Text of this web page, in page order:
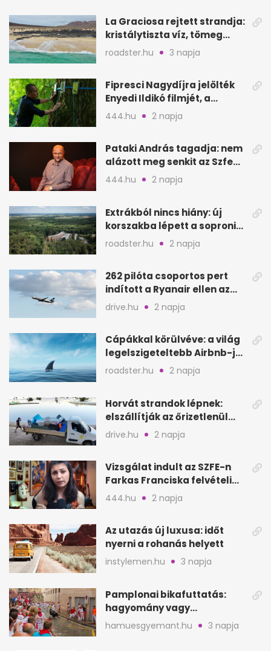
La Graciosa rejtett strandja:
kristálytiszta víz, tömeg
nélkül
roadster.hu 3 napja
Fipresci Nagydíjra jelölték
Enyedi Ildikó filmjét, a
Csendes barátot
444.hu 2 napja
Pataki András tagadja: nem
alázott meg senkit az Szfe
felvételijén
444.hu 2 napja
Extrákból nincs hiány: új
korszakba lépett a soproni
Fagus Hotel
roadster.hu 2 napja
262 pilóta csoportos pert
indított a Ryanair ellen az
Egyesült Királyságban
drive.hu 2 napja
Cápákkal körülvéve: a világ
legelszigeteltebb Airbnb-je
a nyílt tengeren
roadster.hu 2 napja
Horvát strandok lépnek:
elszállítják az őrizetlenül
hagyott törölközőket
drive.hu 2 napja
Vizsgálat indult az SZFE-n
Farkas Franciska felvételi
videója után
444.hu 2 napja
Az utazás új luxusa: időt
nyerni a rohanás helyett
instylemen.hu 3 napja
Pamplonai bikafuttatás:
hagyomány vagy
értelmetlen vérontás?
hamuesgyemant.hu 3 napja